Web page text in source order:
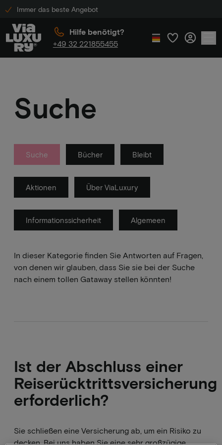
Immer das beste Angebot
Hilfe benötigt?
+49 32 221855455
Suche
Suche Bücher Bleibt
Aktionen Über ViaLuxury
Informationssicherheit Algemeen
In dieser Kategorie finden Sie Antworten auf Fragen,
von denen wir glauben, dass Sie sie bei der Suche
nach einem tollen Gataway stellen könnten!
Ist der Abschluss einer
Reiserücktrittsversicherung
erforderlich?
Sie schließen eine Versicherung ab, um ein Risiko zu
decken. Bei uns haben Sie eine sehr großzügige